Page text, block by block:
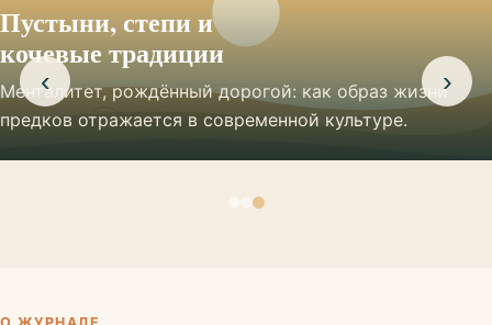
Пустыни, степи и
кочевые традиции
Менталитет, рождённый дорогой: как образ жизни
предков отражается в современной культуре.
‹ ›